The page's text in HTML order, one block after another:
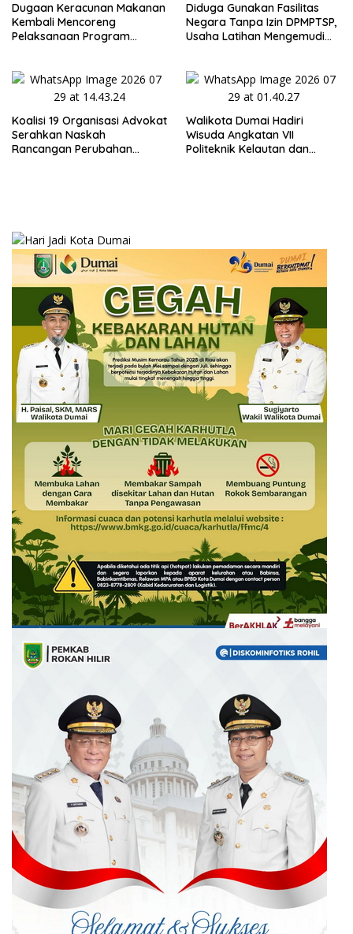
Dugaan Keracunan Makanan
Kembali Mencoreng
Pelaksanaan Program
Bersama Kota Dumai
Diduga Gunakan Fasilitas
Negara Tanpa Izin DPMPTSP,
Usaha Latihan Mengemudi
Koalisi 19 Organisasi Advokat
Serahkan Naskah
Rancangan Perubahan
Walikota Dumai Hadiri
Wisuda Angkatan VII
Politeknik Kelautan dan